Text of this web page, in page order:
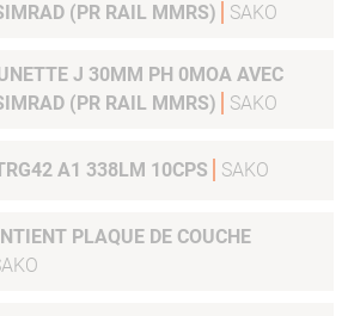
(PR RAIL MMRS)
SAKO
J 30MM PH 0MOA AVEC
(PR RAIL MMRS)
SAKO
CHARGEUR TRG42 A1 338LM 10CPS SAKO
PLAQUE DE COUCHE